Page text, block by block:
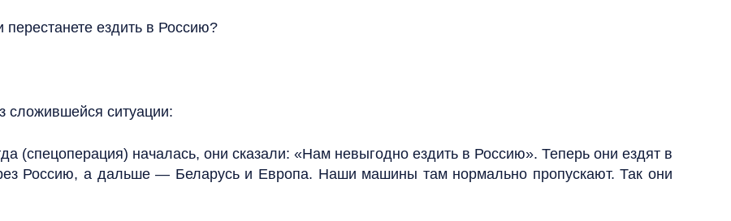
ездить в Россию?
сложившейся ситуации:
(спецоперация) началась, они сказали: «Нам невыгодно ездить в Россию». Теперь они ездят в
Россию, а дальше — Беларусь и Европа. Наши машины там нормально пропускают. Так они